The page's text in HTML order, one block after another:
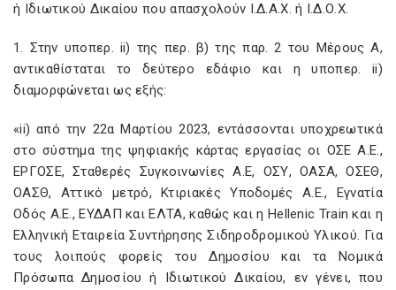
ή Ιδιωτικού Δικαίου που απασχολούν Ι.Δ.Α.Χ. ή Ι.Δ.Ο.Χ.
1. Στην υποπερ. ii) της περ. β) της παρ. 2 του Μέρους Α,
αντικαθίσταται το δεύτερο εδάφιο και η υποπερ. ii)
διαμορφώνεται ως εξής:
«ii) από την 22α Μαρτίου 2023, εντάσσονται υποχρεωτικά
στο σύστημα της ψηφιακής κάρτας εργασίας οι ΟΣΕ Α.Ε.,
ΕΡΓΟΣΕ, Σταθερές Συγκοινωνίες Α.Ε, ΟΣΥ, ΟΑΣΑ, ΟΣΕΘ,
ΟΑΣΘ, Αττικό μετρό, Κτιριακές Υποδομές Α.Ε., Εγνατία
Οδός Α.Ε., ΕΥΔΑΠ και ΕΛΤΑ, καθώς και η Hellenic Train και η
Ελληνική Εταιρεία Συντήρησης Σιδηροδρομικού Υλικού. Για
τους λοιπούς φορείς του Δημοσίου και τα Νομικά
Πρόσωπα Δημοσίου ή Ιδιωτικού Δικαίου, εν γένει, που